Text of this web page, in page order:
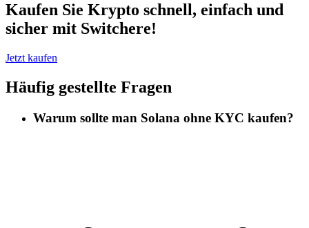
Kaufen Sie Krypto schnell, einfach und
sicher mit Switchere!
Jetzt kaufen
Häufig gestellte Fragen
Warum sollte man Solana ohne KYC kaufen?